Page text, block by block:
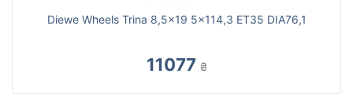
Diewe Wheels Trina 8,5x19 5x114,3 ET35 DIA76,1
11077 ₴